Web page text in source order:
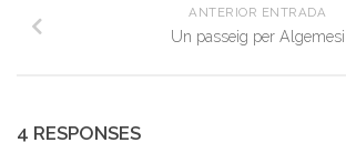
ANTERIOR ENTRADA
Un passeig per Algemesi
4 RESPONSES